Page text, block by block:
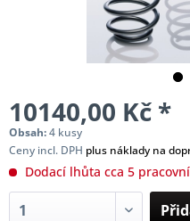
10140,00 Kč *
Obsah:4 kusy
Ceny incl. DPH plus náklady na
Dodací lhůta cca 5